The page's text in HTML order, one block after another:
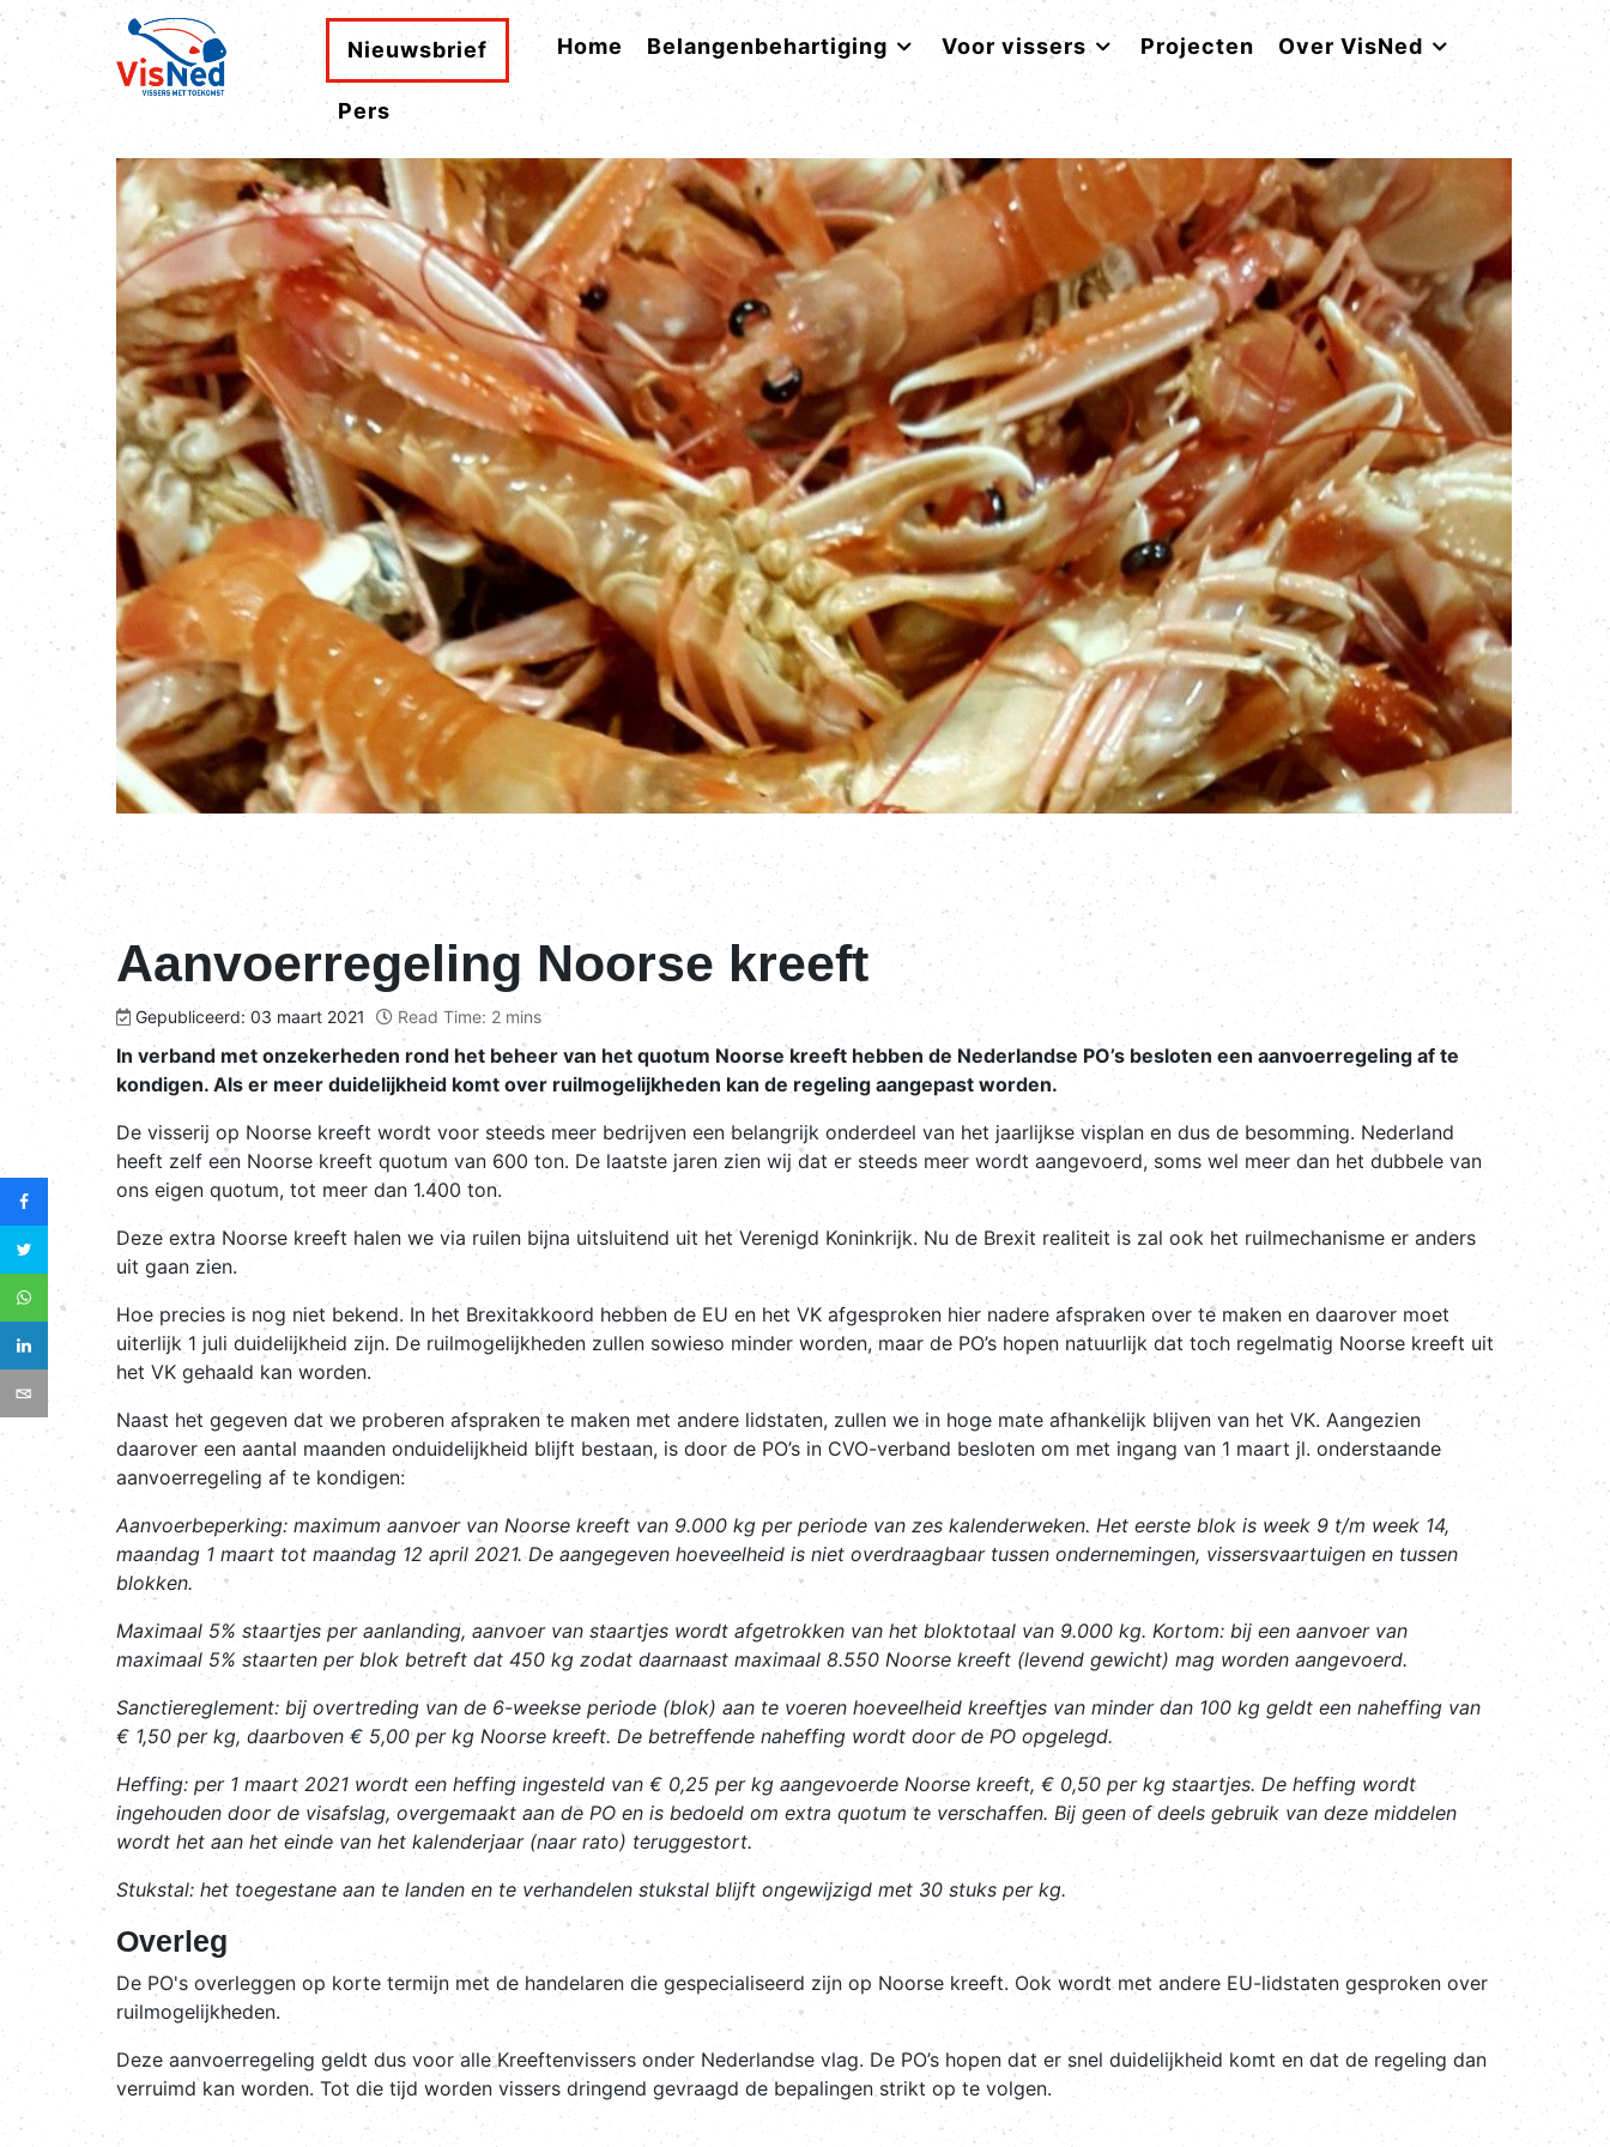
Nieuwsbrief Home Belangenbehartiging Voor vissers Projecten Over VisNed
Pers
Aanvoerregeling Noorse kreeft
Gepubliceerd: 03 maart 2021 Read Time: 2 mins
In verband met onzekerheden rond het beheer van het quotum Noorse kreeft hebben de Nederlandse PO’s besloten een aanvoerregeling af te
kondigen. Als er meer duidelijkheid komt over ruilmogelijkheden kan de regeling aangepast worden.
De visserij op Noorse kreeft wordt voor steeds meer bedrijven een belangrijk onderdeel van het jaarlijkse visplan en dus de besomming. Nederland
heeft zelf een Noorse kreeft quotum van 600 ton. De laatste jaren zien wij dat er steeds meer wordt aangevoerd, soms wel meer dan het dubbele van
ons eigen quotum, tot meer dan 1.400 ton.
Deze extra Noorse kreeft halen we via ruilen bijna uitsluitend uit het Verenigd Koninkrijk. Nu de Brexit realiteit is zal ook het ruilmechanisme er anders
uit gaan zien.
Hoe precies is nog niet bekend. In het Brexitakkoord hebben de EU en het VK afgesproken hier nadere afspraken over te maken en daarover moet
uiterlijk 1 juli duidelijkheid zijn. De ruilmogelijkheden zullen sowieso minder worden, maar de PO’s hopen natuurlijk dat toch regelmatig Noorse kreeft uit
het VK gehaald kan worden.
Naast het gegeven dat we proberen afspraken te maken met andere lidstaten, zullen we in hoge mate afhankelijk blijven van het VK. Aangezien
daarover een aantal maanden onduidelijkheid blijft bestaan, is door de PO’s in CVO-verband besloten om met ingang van 1 maart jl. onderstaande
aanvoerregeling af te kondigen:
Aanvoerbeperking: maximum aanvoer van Noorse kreeft van 9.000 kg per periode van zes kalenderweken. Het eerste blok is week 9 t/m week 14,
maandag 1 maart tot maandag 12 april 2021. De aangegeven hoeveelheid is niet overdraagbaar tussen ondernemingen, vissersvaartuigen en tussen
blokken.
Maximaal 5% staartjes per aanlanding, aanvoer van staartjes wordt afgetrokken van het bloktotaal van 9.000 kg. Kortom: bij een aanvoer van
maximaal 5% staarten per blok betreft dat 450 kg zodat daarnaast maximaal 8.550 Noorse kreeft (levend gewicht) mag worden aangevoerd.
Sanctiereglement: bij overtreding van de 6-weekse periode (blok) aan te voeren hoeveelheid kreeftjes van minder dan 100 kg geldt een naheffing van
€ 1,50 per kg, daarboven € 5,00 per kg Noorse kreeft. De betreffende naheffing wordt door de PO opgelegd.
Heffing: per 1 maart 2021 wordt een heffing ingesteld van € 0,25 per kg aangevoerde Noorse kreeft, € 0,50 per kg staartjes. De heffing wordt
ingehouden door de visafslag, overgemaakt aan de PO en is bedoeld om extra quotum te verschaffen. Bij geen of deels gebruik van deze middelen
wordt het aan het einde van het kalenderjaar (naar rato) teruggestort.
Stukstal: het toegestane aan te landen en te verhandelen stukstal blijft ongewijzigd met 30 stuks per kg.
Overleg
De PO's overleggen op korte termijn met de handelaren die gespecialiseerd zijn op Noorse kreeft. Ook wordt met andere EU-lidstaten gesproken over
ruilmogelijkheden.
Deze aanvoerregeling geldt dus voor alle Kreeftenvissers onder Nederlandse vlag. De PO’s hopen dat er snel duidelijkheid komt en dat de regeling dan
verruimd kan worden. Tot die tijd worden vissers dringend gevraagd de bepalingen strikt op te volgen.